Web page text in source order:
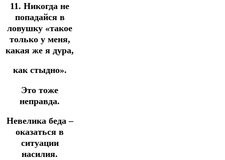
11. Никогда не
попадайся в
ловушку «такое
только у меня,
какая же я дура,
как стыдно».
Это тоже
неправда.
Невелика беда –
оказаться в
ситуации
насилия.